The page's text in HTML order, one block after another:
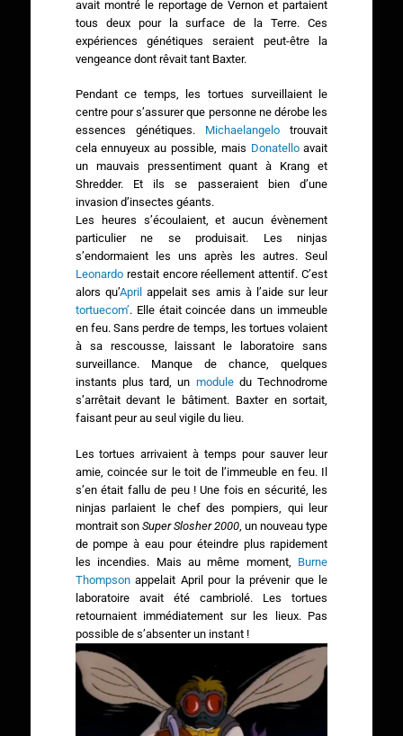
avait montré le reportage de Vernon et partaient
tous deux pour la surface de la Terre. Ces
expériences génétiques seraient peut-être la
vengeance dont rêvait tant Baxter.
Pendant ce temps, les tortues surveillaient le
centre pour s’assurer que personne ne dérobe les
essences génétiques. Michaelangelo trouvait
cela ennuyeux au possible, mais Donatelloavait
un mauvais pressentiment quant à Krang et
Shredder. Et ils se passeraient bien d’une
invasion d’insectes géants.
Les heures s’écoulaient, et aucun évènement
particulier ne se produisait. Les ninjas
s’endormaient les uns après les autres. Seul
Leonardorestait encore réellement attentif. C’est
alors qu’April appelait ses amis à l’aide sur leur
tortuecom’. Elle était coincée dans un immeuble
en feu. Sans perdre de temps, les tortues volaient
à sa rescousse, laissant le laboratoire sans
surveillance. Manque de chance, quelques
instants plus tard, un moduledu Technodrome
s’arrêtait devant le bâtiment. Baxter en sortait,
faisant peur au seul vigile du lieu.
Les tortues arrivaient à temps pour sauver leur
amie, coincée sur le toit de l’immeuble en feu. Il
s’en était fallu de peu ! Une fois en sécurité, les
ninjas parlaient le chef des pompiers, qui leur
montrait son Super Slosher 2000 , un nouveau type
de pompe à eau pour éteindre plus rapidement
les incendies. Mais au même moment, Burne
Thompsonappelait April pour la prévenir que le
laboratoire avait été cambriolé. Les tortues
retournaient immédiatement sur les lieux. Pas
possible de s’absenter un instant !